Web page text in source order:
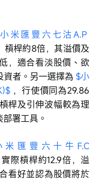
米匯豐六七沽A.P
槓桿約8倍，其溢價及
，適合看淡股價、欲
者。另一選擇為 $小
，行使價同為29.86
桿及引伸波幅較為理
署工具。
米匯豐六十牛F.C
際槓桿約12.9倍，溢
看好並認為股價將於